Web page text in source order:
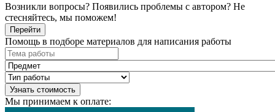
Возникли вопросы? Появились проблемы с автором? Не
стесняйтесь, мы поможем!
Перейти
Помощь в подборе материалов для написания работы
Узнать стоимость
Мы принимаем к оплате: